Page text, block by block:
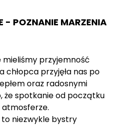
- POZNANIE MARZENIA
mieliśmy przyjemność
chłopca przyjęła nas po
oraz radosnymi
że spotkanie od początku
atmosferze.
niezwykle bystry